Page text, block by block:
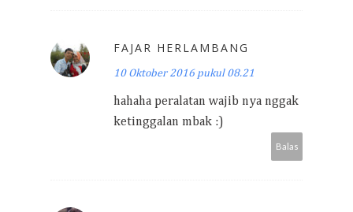
FAJAR HERLAMBANG
10 Oktober 2016 pukul 08.21
hahaha peralatan wajib nya nggak
ketinggalan mbak :)
Balas